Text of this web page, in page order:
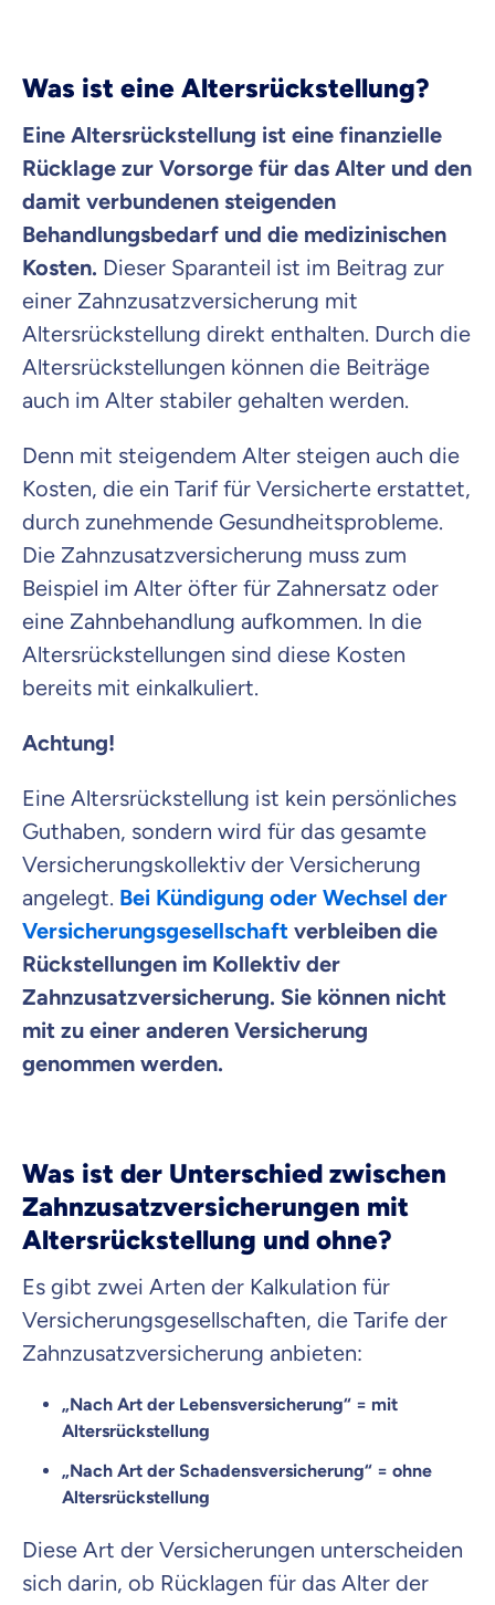
Was ist eine Altersrückstellung?
Eine Altersrückstellung ist eine finanzielle
Rücklage zur Vorsorge für das Alter und den
damit verbundenen steigenden
Behandlungsbedarf und die medizinischen
Kosten. Dieser Sparanteil ist im Beitrag zur
einer Zahnzusatzversicherung mit
Altersrückstellung direkt enthalten. Durch die
Altersrückstellungen können die Beiträge
auch im Alter stabiler gehalten werden.
Denn mit steigendem Alter steigen auch die
Kosten, die ein Tarif für Versicherte erstattet,
durch zunehmende Gesundheitsprobleme.
Die Zahnzusatzversicherung muss zum
Beispiel im Alter öfter für Zahnersatz oder
eine Zahnbehandlung aufkommen. In die
Altersrückstellungen sind diese Kosten
bereits mit einkalkuliert.
Achtung!
Eine Altersrückstellung ist kein persönliches
Guthaben, sondern wird für das gesamte
Versicherungskollektiv der Versicherung
angelegt. Bei Kündigung oder Wechsel der
Versicherungsgesellschaft verbleiben die
Rückstellungen im Kollektiv der
Zahnzusatzversicherung. Sie können nicht
mit zu einer anderen Versicherung
genommen werden.
Was ist der Unterschied zwischen
Zahnzusatzversicherungen mit
Altersrückstellung und ohne?
Es gibt zwei Arten der Kalkulation für
Versicherungsgesellschaften, die Tarife der
Zahnzusatzversicherung anbieten:
„Nach Art der Lebensversicherung“ = mit
Altersrückstellung
„Nach Art der Schadensversicherung“ = ohne
Altersrückstellung
Diese Art der Versicherungen unterscheiden
sich darin, ob Rücklagen für das Alter der